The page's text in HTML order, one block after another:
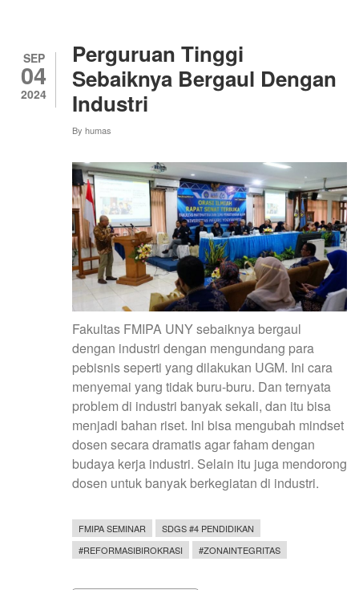
DENGAN
PENELITIAN
ILMIAH
MODERN
TUJUAN
PEMBANGUNAN
BERKELANJUTAN
(SDGS)
SEP
04
2024
Perguruan Tinggi
Sebaiknya Bergaul Dengan
Industri
By humas
Fakultas FMIPA UNY sebaiknya bergaul
dengan industri dengan mengundang para
pebisnis seperti yang dilakukan UGM. Ini cara
menyemai yang tidak buru-buru. Dan ternyata
problem di industri banyak sekali, dan itu bisa
menjadi bahan riset. Ini bisa mengubah mindset
dosen secara dramatis agar faham dengan
budaya kerja industri. Selain itu juga mendorong
dosen untuk banyak berkegiatan di industri.
FMIPA SEMINAR
SDGS #4 PENDIDIKAN
#REFORMASIBIROKRASI
#ZONAINTEGRITAS